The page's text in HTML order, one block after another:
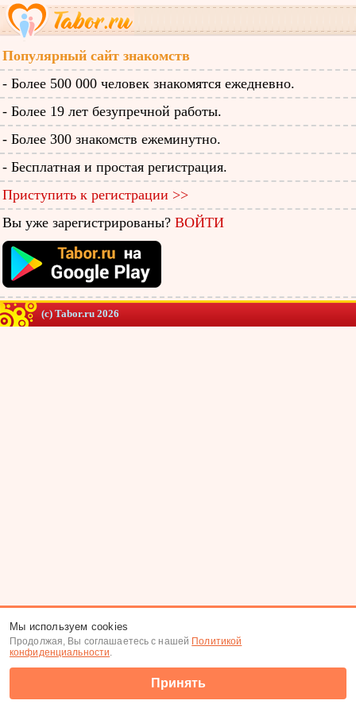
Популярный сайт знакомств
- Более 500 000 человек знакомятся ежедневно.
- Более 19 лет безупречной работы.
- Более 300 знакомств ежеминутно.
- Бесплатная и простая регистрация.
Приступить к регистрации >>
Вы уже зарегистрированы? ВОЙТИ
(c) Tabor.ru 2026
Мы используем cookies
Продолжая, Вы соглашаетесь с нашей Политикой
конфиденциальности.
Принять